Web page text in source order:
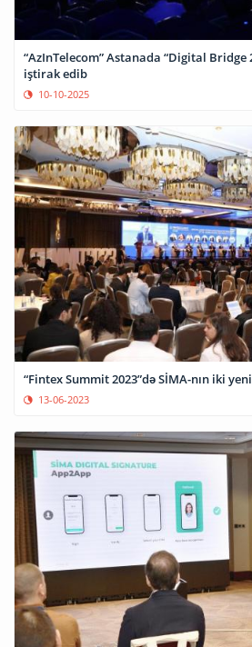
“AzInTelecom” Astanada “Digital Bridge
iştirak edib
10-10-2025
“Fintex Summit 2023”də SİMA-nın iki
13-06-2023